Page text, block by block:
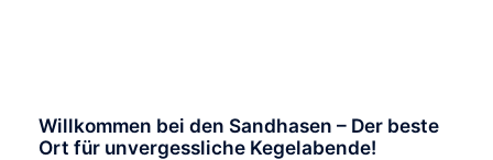
Willkommen bei den Sandhasen – Der beste
Ort für unvergessliche Kegelabende!